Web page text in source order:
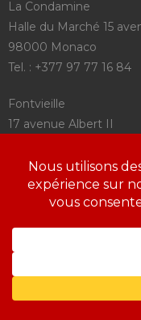
La Condamine
Halle du Marché 15
98000 Monaco
Tel. : +377 97 77 16 84
Fontvieille
17 avenue Albert II
Tel. : +377 92 05 75 25
Saint Charles
https://